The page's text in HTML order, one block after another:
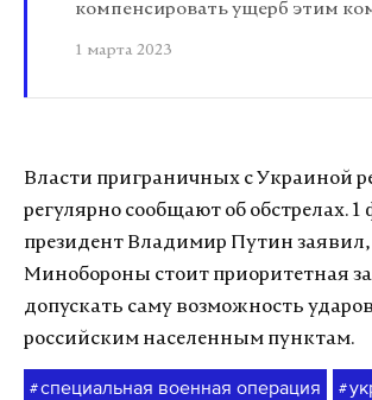
компенсировать ущерб этим
1 марта 2023
Власти приграничных с Украиной
регулярно сообщают об обстрелах. 1
президент Владимир Путин заявил,
Минобороны стоит приоритетная
допускать саму возможность
российским населенным пунктам.
#специальная военная операция #